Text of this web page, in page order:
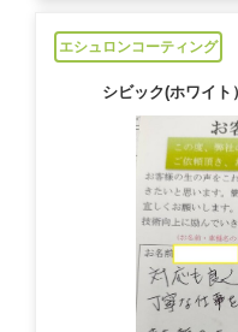
エシュロンコーティング
シビック(ホワイ